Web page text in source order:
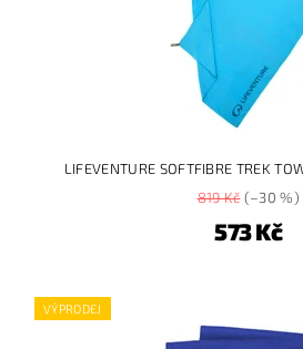
LIFEVENTURE SOFTFIBRE TREK
819 Kč(–30 %)
573 Kč
VÝPRODEJ